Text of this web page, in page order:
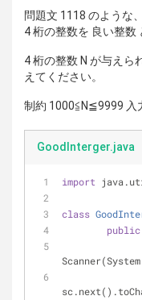
問題文 1118 のような
4 桁の整数を 良い整数
4 桁の整数 N が与えら
えてください。
制約 1000≦N≦9999 入
GoodInterger.java
import
class
public